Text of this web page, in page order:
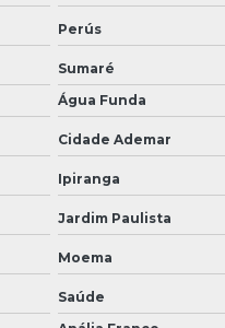
Perús
Sumaré
Água Funda
Cidade Ademar
Ipiranga
Jardim Paulista
Moema
Saúde